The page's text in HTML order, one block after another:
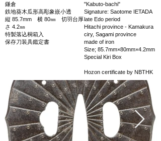
鎌倉
鉄地葵木瓜形高彫象嵌小透
縦 85.7mm 横 80㎜ 切羽台厚
さ 4.2㎜
特製落込桐箱入
保存刀装具鑑定書
"Kabuto-bachi"
Signature: Saotome IETADA
late Edo period
Hitachi province - Kamakura
ciry, Sagami province
made of iron
Size; 85.7mm×80mm×4.2mm
Special Kiri Box
Hozon certificate by NBTHK